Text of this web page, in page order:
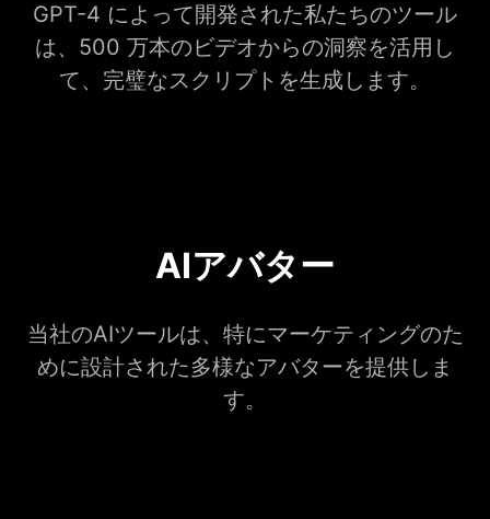
GPT-4 によって開発された私たちのツール
は、500 万本のビデオからの洞察を活用し
て、完璧なスクリプトを生成します。
AIアバター
当社のAIツールは、特にマーケティングのた
めに設計された多様なアバターを提供しま
す。